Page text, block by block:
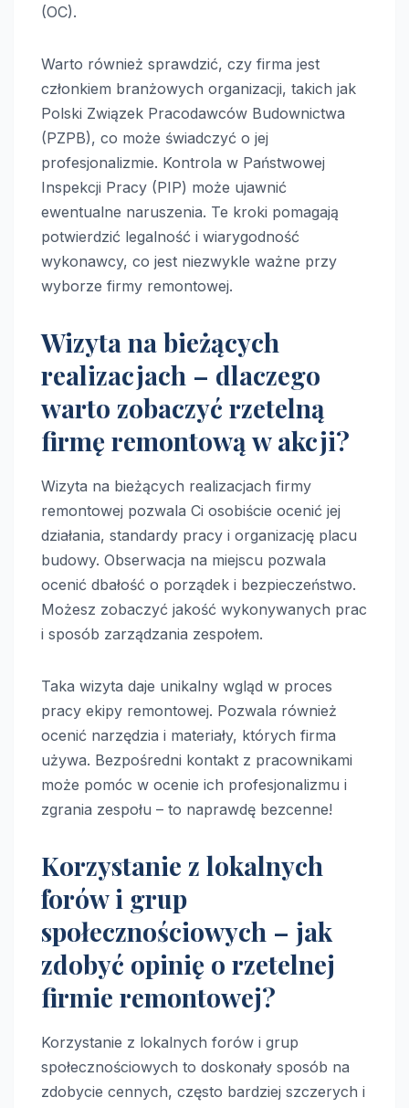
(OC).
Warto również sprawdzić, czy firma jest
członkiem branżowych organizacji, takich jak
Polski Związek Pracodawców Budownictwa
(PZPB), co może świadczyć o jej
profesjonalizmie. Kontrola w Państwowej
Inspekcji Pracy (PIP) może ujawnić
ewentualne naruszenia. Te kroki pomagają
potwierdzić legalność i wiarygodność
wykonawcy, co jest niezwykle ważne przy
wyborze firmy remontowej.
Wizyta na bieżących
realizacjach – dlaczego
warto zobaczyć rzetelną
firmę remontową w akcji?
Wizyta na bieżących realizacjach firmy
remontowej pozwala Ci osobiście ocenić jej
działania, standardy pracy i organizację placu
budowy. Obserwacja na miejscu pozwala
ocenić dbałość o porządek i bezpieczeństwo.
Możesz zobaczyć jakość wykonywanych prac
i sposób zarządzania zespołem.
Taka wizyta daje unikalny wgląd w proces
pracy ekipy remontowej. Pozwala również
ocenić narzędzia i materiały, których firma
używa. Bezpośredni kontakt z pracownikami
może pomóc w ocenie ich profesjonalizmu i
zgrania zespołu – to naprawdę bezcenne!
Korzystanie z lokalnych
forów i grup
społecznościowych – jak
zdobyć opinię o rzetelnej
firmie remontowej?
Korzystanie z lokalnych forów i grup
społecznościowych to doskonały sposób na
zdobycie cennych, często bardziej szczerych i